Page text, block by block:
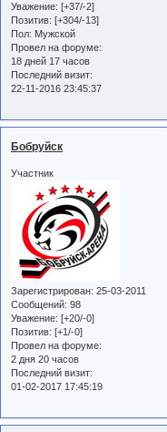
Уважение: [+37/-2]
Позитив: [+304/-13]
Пол: Мужской
Провел на форуме:
18 дней 17 часов
Последний визит:
22-11-2016 23:45:37
Бобруйск
Участник
Зарегистрирован: 25-03-2011
Сообщений: 98
Уважение: [+20/-0]
Позитив: [+1/-0]
Провел на форуме:
2 дня 20 часов
Последний визит:
01-02-2017 17:45:19